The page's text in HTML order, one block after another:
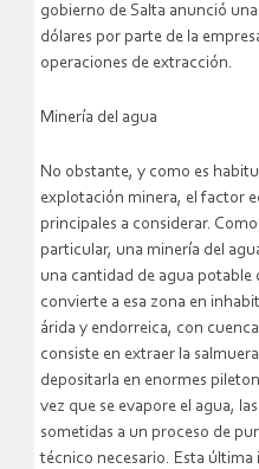
gobierno de Salta anunció
dólares por parte de la
operaciones de extracción.
Minería del agua
No obstante, y como es
explotación minera, el factor
principales a considerar.
particular, una minería del
una cantidad de agua potable
convierte a esa zona en
árida y endorreica, con
consiste en extraer la
depositarla en enormes
vez que se evapore el agua,
sometidas a un proceso de
técnico necesario. Esta última